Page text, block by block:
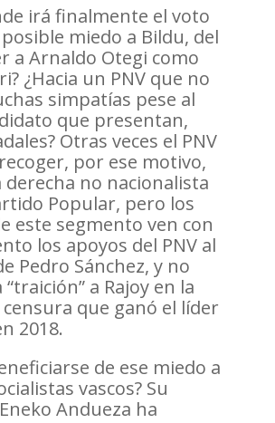
irá finalmente el voto
miedo a Bildu, del
a Arnaldo Otegi como
¿Hacia un PNV que no
simpatías pese al
que presentan,
Otras veces el PNV
por ese motivo,
derecha no nacionalista
Popular, pero los
este segmento ven con
los apoyos del PNV al
Pedro Sánchez, y no
a Rajoy en la
que ganó el líder
2018.
de ese miedo a
vascos? Su
Andueza ha